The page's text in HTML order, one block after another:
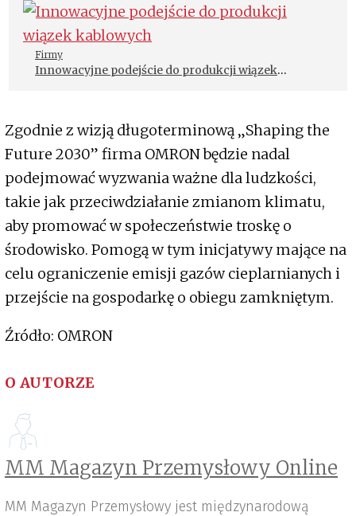
monitorować na liniach produkcyjnych
Firmy
Innowacyjne podejście do produkcji wiązek
Zgodnie z wizją długoterminową „Shaping the
Future 2030” firma OMRON będzie nadal
podejmować wyzwania ważne dla ludzkości,
takie jak przeciwdziałanie zmianom klimatu,
aby promować w społeczeństwie troskę o
środowisko. Pomogą w tym inicjatywy mające na
celu ograniczenie emisji gazów cieplarnianych i
przejście na gospodarkę o obiegu zamkniętym.
Źródło: OMRON
O AUTORZE
MM Magazyn Przemysłowy Online
MM Magazyn Przemysłowy jest międzynarodową